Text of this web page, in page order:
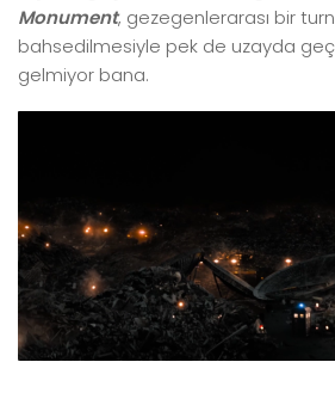
Monument, gezegenlerarası bir
bahsedilmesiyle pek de uzayda
gelmiyor bana.